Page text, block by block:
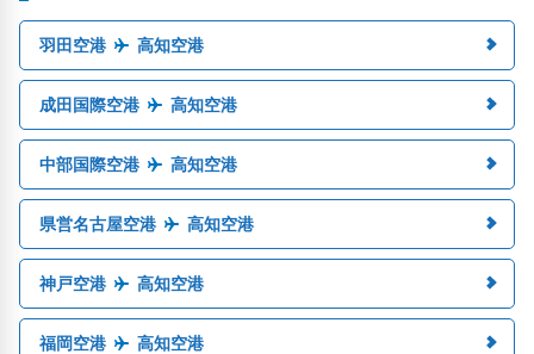
羽田空港 高知空港
成田国際空港 高知空港
中部国際空港 高知空港
県営名古屋空港 高知空港
神戸空港 高知空港
福岡空港 高知空港